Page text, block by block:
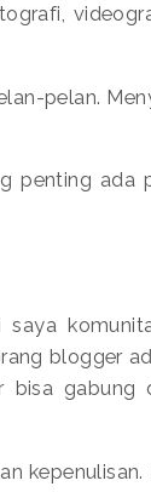
pelan.
penting ada
blogger
bisa gabung
kepenulisan.